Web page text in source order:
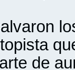
de